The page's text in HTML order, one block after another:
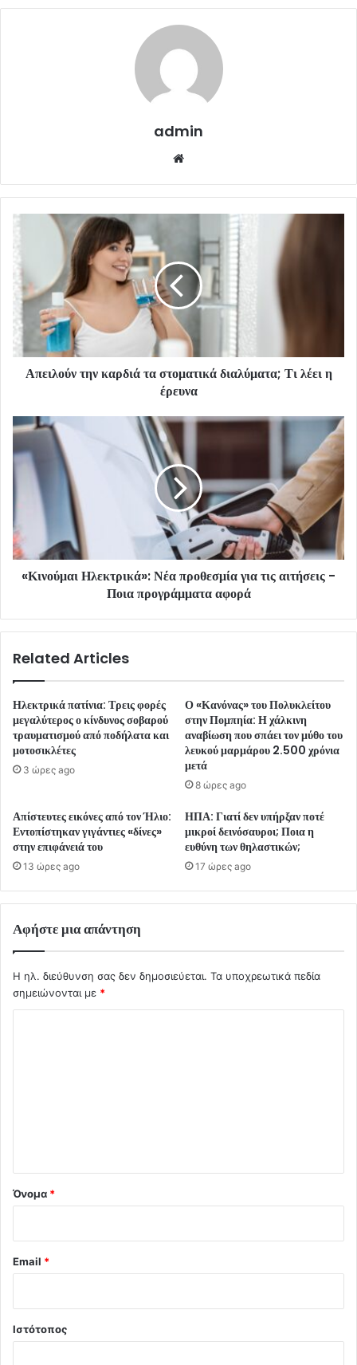
admin
Απειλούν την καρδιά τα στοματικά διαλύματα; Τι λέει η
έρευνα
«Κινούμαι Ηλεκτρικά»: Νέα προθεσμία για τις αιτήσεις -
Ποια προγράμματα αφορά
Related Articles
Ηλεκτρικά πατίνια: Τρεις φορές
μεγαλύτερος ο κίνδυνος σοβαρού
τραυματισμού από ποδήλατα και
μοτοσικλέτες
3 ώρες ago
Ο «Κανόνας» του Πολυκλείτου
στην Πομπηία: Η χάλκινη
αναβίωση που σπάει τον μύθο του
λευκού μαρμάρου 2.500 χρόνια
μετά
8 ώρες ago
Απίστευτες εικόνες από τον Ήλιο:
Εντοπίστηκαν γιγάντιες «δίνες»
στην επιφάνειά του
13 ώρες ago
ΗΠΑ: Γιατί δεν υπήρξαν ποτέ
μικροί δεινόσαυροι; Ποια η
ευθύνη των θηλαστικών;
17 ώρες ago
Αφήστε μια απάντηση
Η ηλ. διεύθυνση σας δεν δημοσιεύεται. Τα υποχρεωτικά πεδία
σημειώνονται με *
Όνομα *
Email *
Ιστότοπος